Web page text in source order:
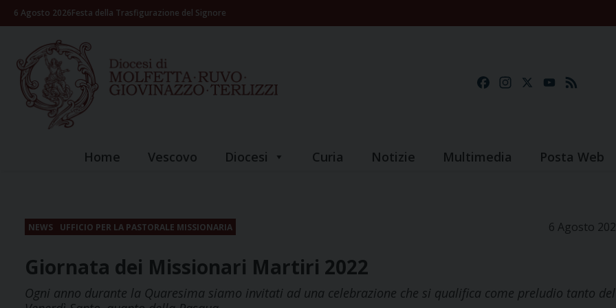
Skip6 Agosto 2026Festa della Trasfigurazione del Signore
FacebookInstagramYouTube
Home Vescovo Diocesi Curia Notizie Multimedia Posta Web
NEWS UFFICIO PER LA PASTORALE MISSIONARIA 6 Agosto
Giornata dei Missionari Martiri 2022
Ogni anno durante la Quaresima siamo invitati ad una celebrazione che si qualifica come preludio tanto del